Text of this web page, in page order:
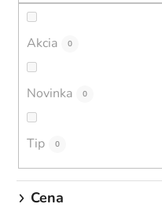
Akcia 0
Novinka 0
Tip 0
Cena